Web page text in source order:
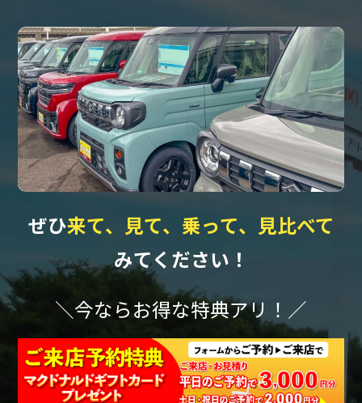
ぜひ来て、見て、乗って、見比べて
みてください！
＼今ならお得な特典アリ！／